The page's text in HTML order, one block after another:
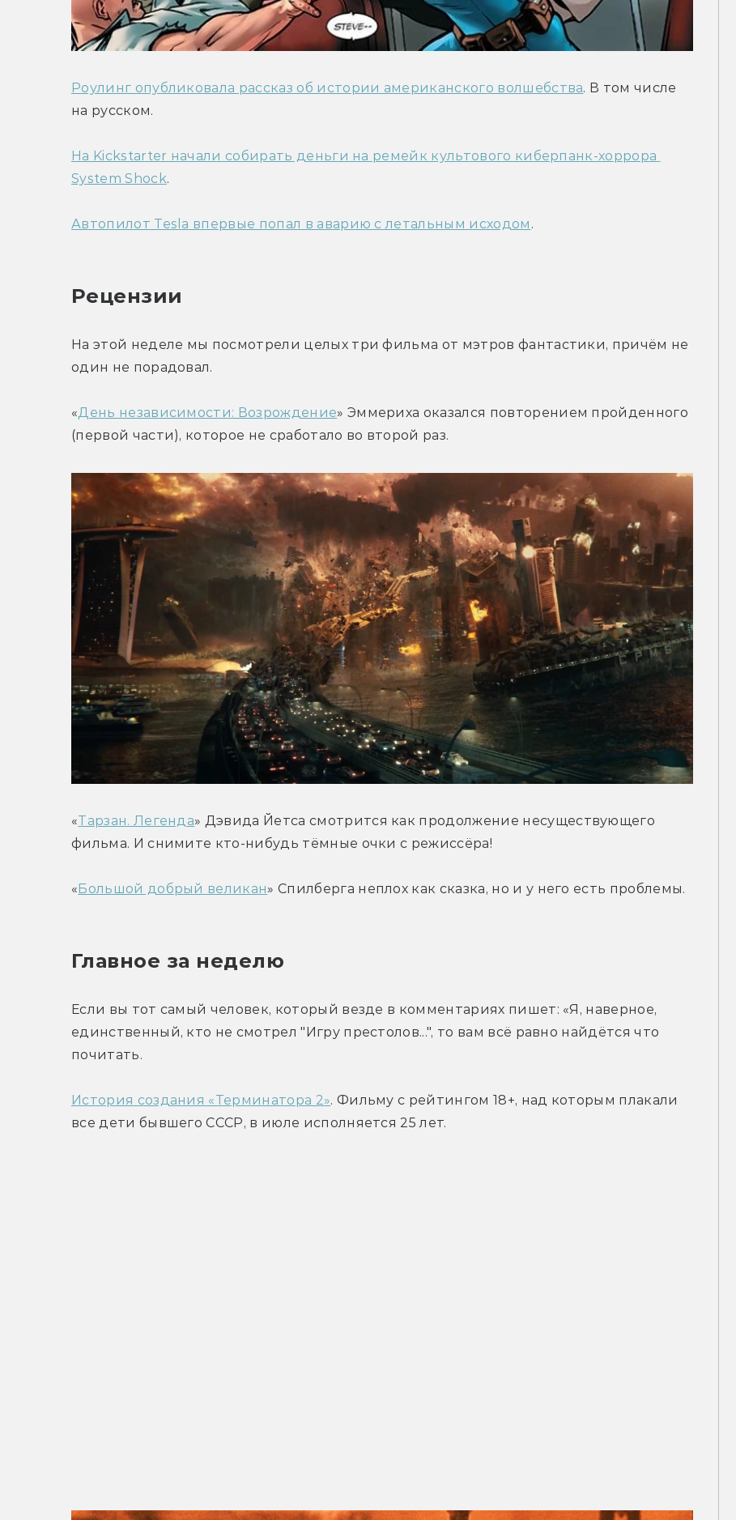
Роулинг опубликовала рассказ об истории американского волшебства. В том числе
на русском.
На Kickstarter начали собирать деньги на ремейк культового киберпанк-хоррора
System Shock.
Автопилот Tesla впервые попал в аварию с летальным исходом .
Рецензии
На этой неделе мы посмотрели целых три фильма от мэтров фантастики, причём не
один не порадовал.
«День независимости: Возрождение» Эммериха оказался повторением пройденного
(первой части), которое не сработало во второй раз.
«Тарзан. Легенда» Дэвида Йетса смотрится как продолжение несуществующего
фильма. И снимите кто-нибудь тёмные очки с режиссёра!
«Большой добрый великан» Спилберга неплох как сказка, но и у него есть проблемы.
Главное за неделю
Если вы тот самый человек, который везде в комментариях пишет: «Я, наверное,
единственный, кто не смотрел "Игру престолов...", то вам всё равно найдётся что
почитать.
История создания «Терминатора 2». Фильму с рейтингом 18+, над которым плакали
все дети бывшего СССР, в июле исполняется 25 лет.